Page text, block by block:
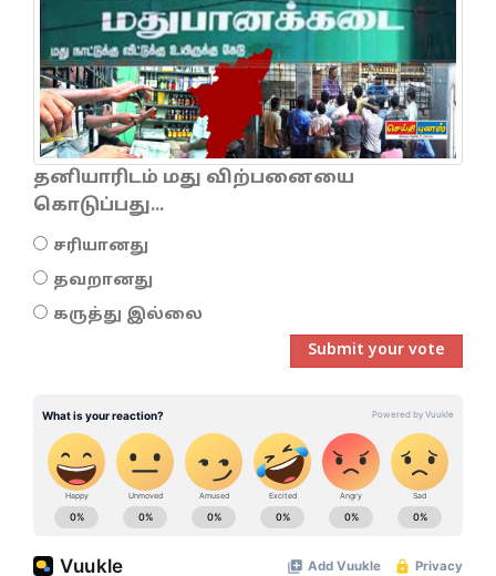
தனியாரிடம் மது விற்பனையை
கொடுப்பது...
சரியானது
தவறானது
கருத்து இல்லை
Submit your vote